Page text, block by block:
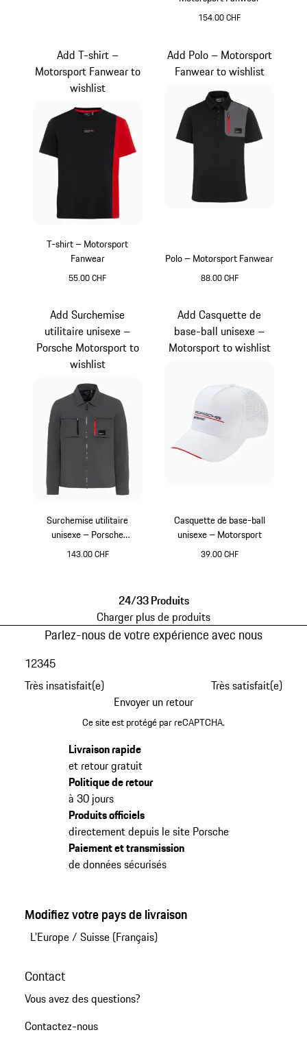
154.00 CHF
T-shirt – Motorsport
Fanwear
55.00 CHF
Add T-shirt –
Motorsport Fanwear to
wishlist
Polo – Motorsport Fanwear
88.00 CHF
Add Polo – Motorsport
Fanwear to wishlist
Surchemise utilitaire
unisexe – Porsche
Motorsport
143.00 CHF
Add Surchemise
utilitaire unisexe –
Porsche Motorsport to
wishlist
Casquette de base-ball
unisexe – Motorsport
39.00 CHF
Add Casquette de
base-ball unisexe –
Motorsport to wishlist
24/33 Produits
Charger plus de produits
Parlez-nous de votre expérience avec nous
Très insatisfait(e)
12345
Très satisfait(e)
Envoyer un retour
Ce site est protégé par reCAPTCHA.
Livraison rapide
et retour gratuit
Politique de retour
à 30 jours
Produits officiels
directement depuis le site Porsche
Paiement et transmission
de données sécurisés
Modifiez votre pays de livraison
L'Europe/ Suisse (Français)
Contact
Vous avez des questions?
Contactez-nous